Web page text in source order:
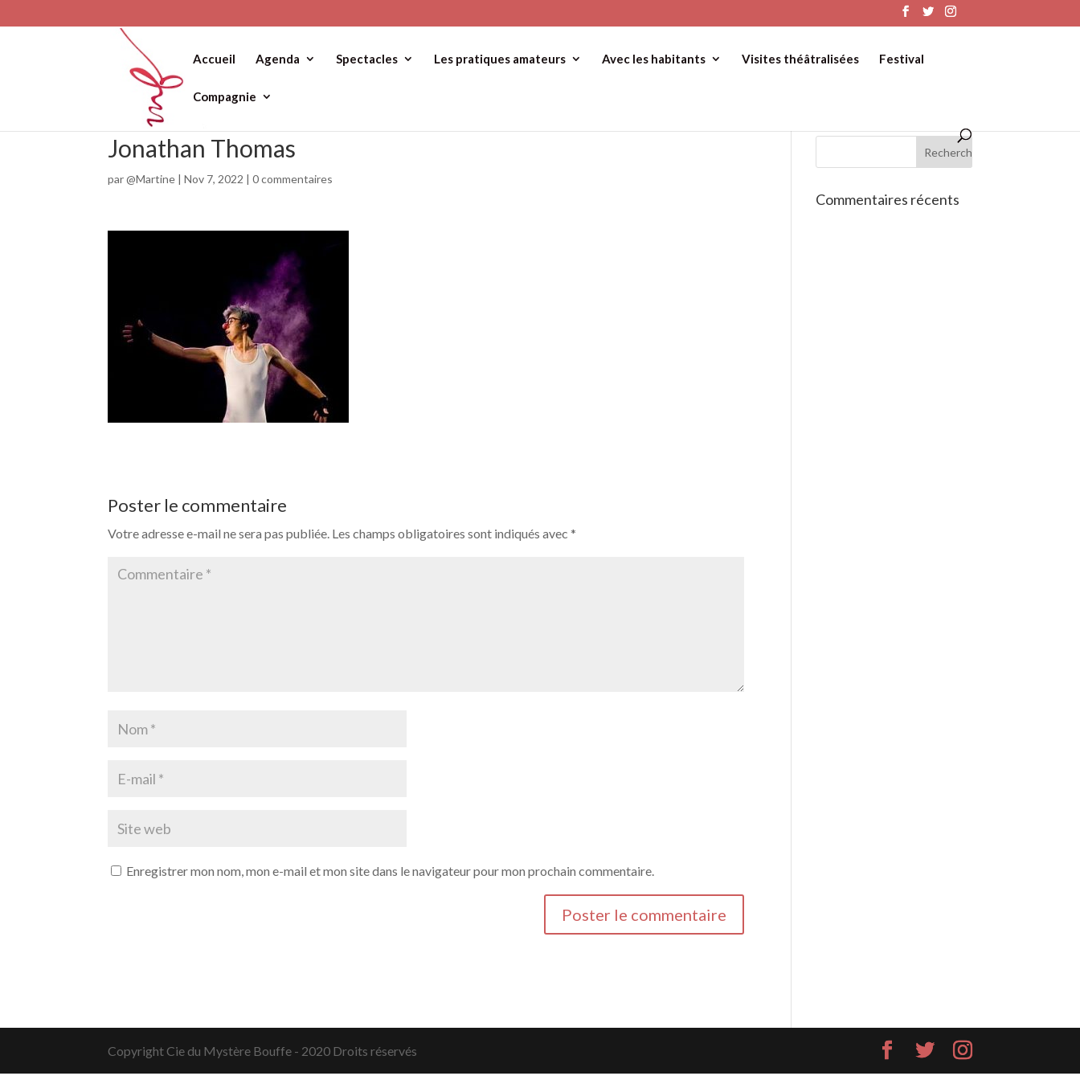
Accueil Agenda Spectacles Les pratiques amateurs Avec les habitants Visites théâtralisées Festival
Compagnie
Jonathan Thomas
par@Martine |Nov 7, 2022 |0 commentaires
Poster le commentaire
Votre adresse e-mail ne sera pas publiée. Les champs obligatoires sont indiqués avec*
Enregistrer mon nom, mon e-mail et mon site dans le navigateur pour mon prochain commentaire.
Commentaires récents
Copyright Cie du Mystère Bouffe - 2020 Droits réservés